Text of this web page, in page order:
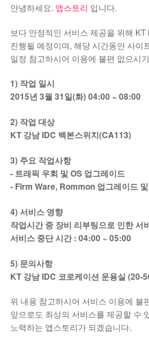
안녕하세요. 앱스토리 입니다.
보다 안정적인 서비스 제공을 위해
진행될 예정이며, 해당 시간동안 사이
일정 참고하시어 이용에 불편 없으시
1) 작업 일시
2015년 3월 31일(화) 04:00 ~ 08:00
2) 작업 대상
KT 강남 IDC 백본스위치(CA113)
3) 주요 작업사항
- 트래픽 우회 및 OS 업그레이드
- Firm Ware, Rommon 업그레이드
4) 서비스 영향
작업시간 중 장비 리부팅으로 인한 서
서비스 중단 시간 : 04:00 ~ 05:00
5) 문의사항
KT 강남 IDC 코로케이션 운용실 (20-
위 내용 참고하시어 서비스 이용에 불
앞으로도 최상의 서비스를 제공할 수
노력하는 앱스토리가 되겠습니다.